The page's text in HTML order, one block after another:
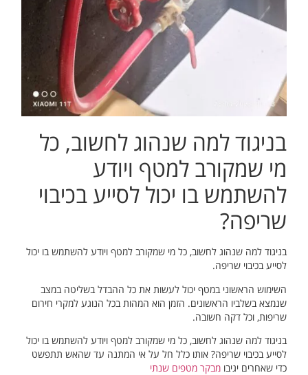
בניגוד למה שנהוג לחשוב, כל
מי שמקורב למטף ויודע
להשתמש בו יכול לסייע בכיבוי
שריפה?
בניגוד למה שנהוג לחשוב, כל מי שמקורב למטף ויודע להשתמש בו יכול
לסייע בכיבוי שריפה.
השימוש הראשוני במטף יכול לעשות את כל ההבדל בשליטה במצב
שנמצא בשלביו הראשונים. הזמן הוא המהות בכל הנוגע למקרי חירום
שריפות, וכל דקה חשובה.
בניגוד למה שנהוג לחשוב, כל מי שמקורב למטף ויודע להשתמש בו יכול
לסייע בכיבוי שריפה? אותו כלל חל על אי המתנה עד שהאש תתפשט
כדי שאחרים יגיבומבקר מטפים שנתי